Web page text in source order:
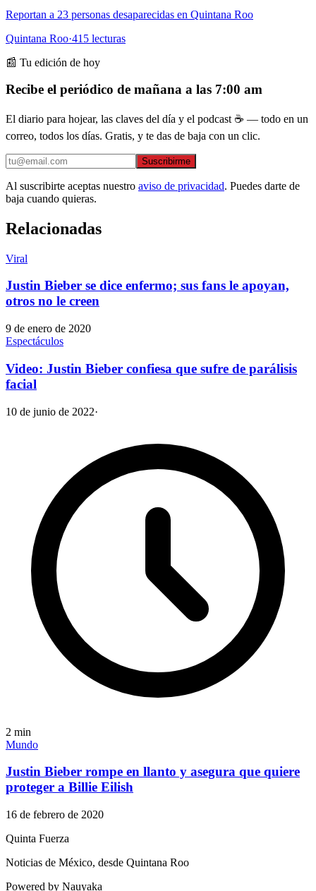
Reportan a 23 personas desaparecidas en Quintana Roo
Quintana Roo·415 lecturas
📰 Tu edición de hoy
Recibe el periódico de mañana a las 7:00 am
El diario para hojear, las claves del día y el podcast ☕ — todo en un
correo, todos los días. Gratis, y te das de baja con un clic.
Suscribirme
Al suscribirte aceptas nuestro aviso de privacidad. Puedes darte de
baja cuando quieras.
Relacionadas
Viral
Justin Bieber se dice enfermo; sus fans le apoyan,
otros no le creen
9 de enero de 2020
Espectáculos
Video: Justin Bieber confiesa que sufre de parálisis
facial
10 de junio de 2022·
2 min
Mundo
Justin Bieber rompe en llanto y asegura que quiere
proteger a Billie Eilish
16 de febrero de 2020
Quinta Fuerza
Noticias de México, desde Quintana Roo
Powered by Nauyaka